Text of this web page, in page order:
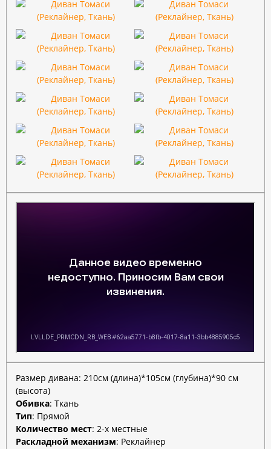
Размер дивана: 210см (длина)*105см (глубина)*90 см
(высота)
Обивка: Ткань
Тип: Прямой
Количество мест: 2-х местные
Раскладной механизм: Реклайнер